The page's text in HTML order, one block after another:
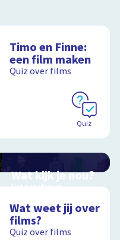
Timo en Finne:
een film maken
Quiz over films
Quiz
Wat kijk je nou?
Interactieve
en video
Wat weet jij over
films?
Quiz over films